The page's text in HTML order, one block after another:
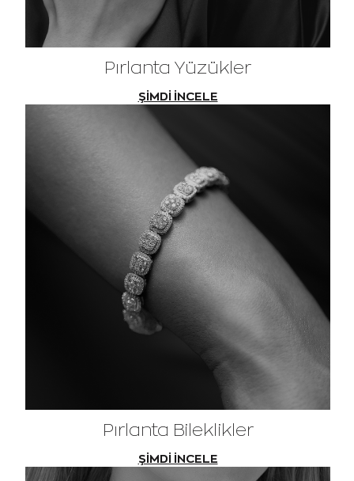
Pırlanta Yüzükler
ŞİMDİ İNCELE
Pırlanta Bileklikler
ŞİMDİ İNCELE